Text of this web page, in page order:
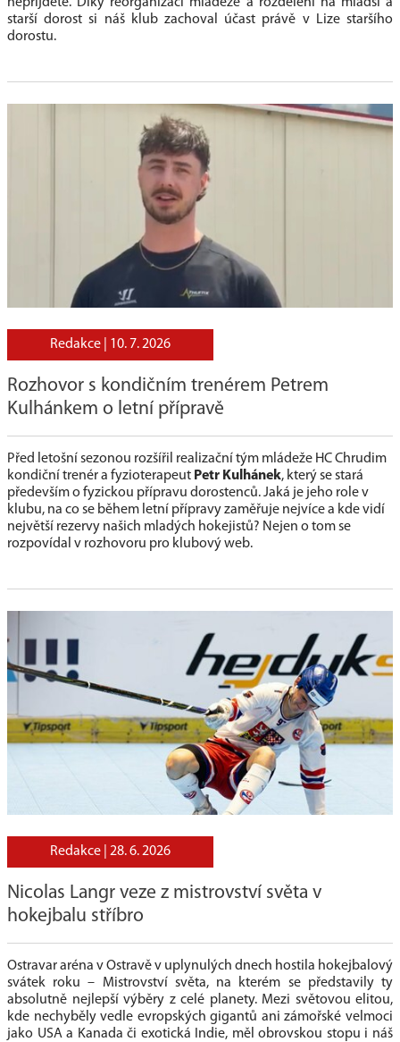
starší dorost si náš klub zachoval účast právě v Lize staršího
dorostu.
Redakce | 10. 7. 2026
Rozhovor s kondičním trenérem Petrem
Kulhánkem o letní přípravě
Před letošní sezonou rozšířil realizační tým mládeže HC Chrudim
kondiční trenér a fyzioterapeut Petr Kulhánek, který se stará
především o fyzickou přípravu dorostenců. Jaká je jeho role v
klubu, na co se během letní přípravy zaměřuje nejvíce a kde vidí
největší rezervy našich mladých hokejistů? Nejen o tom se
rozpovídal v rozhovoru pro klubový web.
Redakce | 28. 6. 2026
Nicolas Langr veze z mistrovství světa v
hokejbalu stříbro
Ostravar aréna v Ostravě v uplynulých dnech hostila hokejbalový
svátek roku – Mistrovství světa, na kterém se představily ty
absolutně nejlepší výběry z celé planety. Mezi světovou elitou,
kde nechyběly vedle evropských gigantů ani zámořské velmoci
jako USA a Kanada či exotická Indie, měl obrovskou stopu i náš